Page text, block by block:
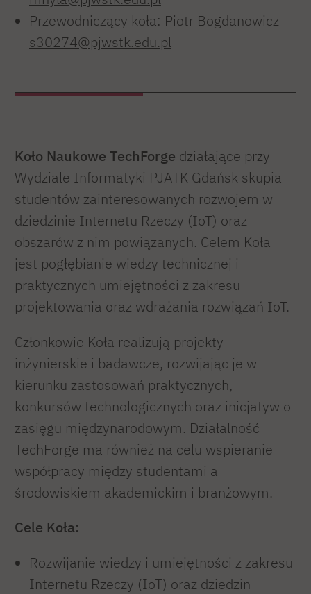
Przewodniczący koła: Piotr Bogdanowicz
s30274@pjwstk.edu.pl
Koło Naukowe TechForge działające przy
Wydziale Informatyki PJATK Gdańsk skupia
studentów zainteresowanych rozwojem w
dziedzinie Internetu Rzeczy (IoT) oraz
obszarów z nim powiązanych. Celem Koła
jest pogłębianie wiedzy technicznej i
praktycznych umiejętności z zakresu
projektowania oraz wdrażania rozwiązań IoT.
Członkowie Koła realizują projekty
inżynierskie i badawcze, rozwijając je w
kierunku zastosowań praktycznych,
konkursów technologicznych oraz inicjatyw o
zasięgu międzynarodowym. Działalność
TechForge ma również na celu wspieranie
współpracy między studentami a
środowiskiem akademickim i branżowym.
Cele Koła:
Rozwijanie wiedzy i umiejętności z zakresu
Internetu Rzeczy (IoT) oraz dziedzin